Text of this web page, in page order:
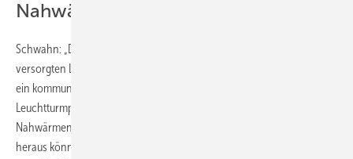
Nahwärmenetze“
Schwahn: „Die Inbetriebnahme der ersten mit grünem Strom
versorgten Luft/Wasser-Wärmepumpe in dieser Größenordnung für
ein kommunales Nahwärmenetz im Herbst 2023 ist ein
Leuchtturmprojekt mit Blaupause-Effekt für viele weitere
Nahwärmenetze, die GP Joule derzeit entwickelt. Aus der Praxis
heraus können wir zeigen, welche Möglichkeiten sich bieten, wenn